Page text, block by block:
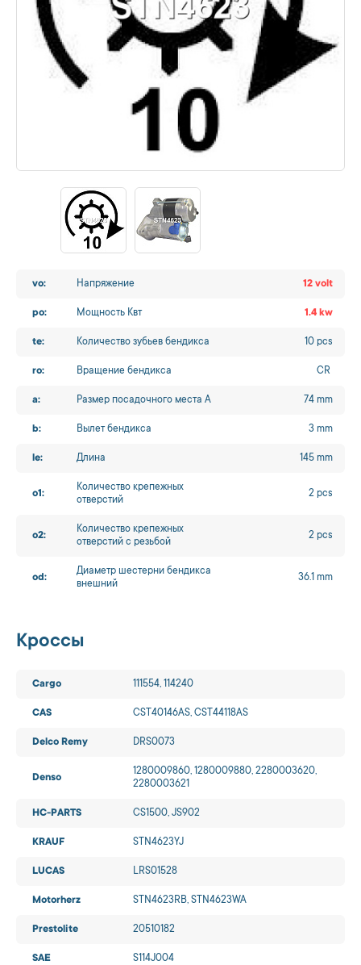
vo: Напряжение 12 volt
po: Мощность Квт 1.4 kw
te: Количество зубьев бендикса 10 pcs
ro: Вращение бендикса CR
a: Размер посадочного места A 74 mm
b: Вылет бендикса 3 mm
le: Длина 145 mm
o1:
Количество крепежных
отверстий
2 pcs
o2:
Количество крепежных
отверстий с резьбой
2 pcs
od:
Диаметр шестерни бендикса
внешний
36.1 mm
Кроссы
Cargo 111554, 114240
CAS CST40146AS, CST44118AS
Delco Remy DRS0073
Denso
1280009860, 1280009880, 2280003620,
2280003621
HC-PARTS CS1500, JS902
KRAUF STN4623YJ
LUCAS LRS01528
Motorherz STN4623RB, STN4623WA
Prestolite 20510182
SAE S114J004